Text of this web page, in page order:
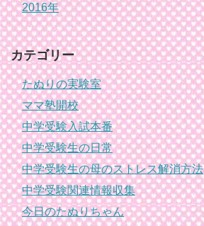
2016年
カテゴリー
たぬりの実験室
ママ塾開校
中学受験入試本番
中学受験生の日常
中学受験生の母のストレス解消方法
中学受験関連情報収集
今日のたぬりちゃん